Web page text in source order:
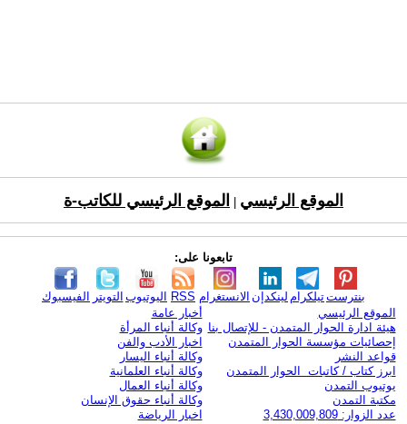
الموقع الرئيسي الموقع الرئيسي للكاتب-ة
تابعونا على:
الفيسبوك التويتر اليوتيوب RSS الانستغرام لينكدإن تيلكرامبنترست
الموقع الرئيسي
هيئة ادارة الحوار المتمدن - للإتصال بنا
إحصائيات مؤسسة الحوار المتمدن
قواعد النشر
ابرز كتاب / كاتبات الحوار المتمدن
يوتيوب التمدن
مكتبة التمدن
عدد الزوار: 3,430,009,809
أخبار عامة
وكالة أنباء المرأة
اخبار الأدب والفن
وكالة أنباء اليسار
وكالة أنباء العلمانية
وكالة أنباء العمال
وكالة أنباء حقوق الإنسان
اخبار الرياضة